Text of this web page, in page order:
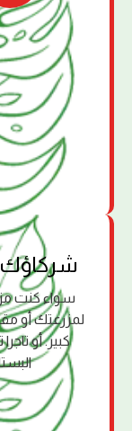
ﺷﺮﻛﺎؤك
سواء كنت
لمزرعتك أو
كبير. أو